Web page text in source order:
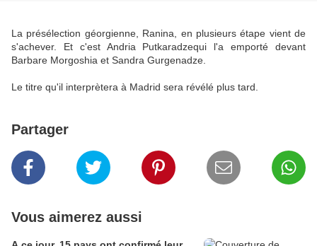
La présélection géorgienne, Ranina, en plusieurs étape vient de
s'achever. Et c'est Andria Putkaradzequi l'a emporté devant
Barbare Morgoshia et Sandra Gurgenadze.
Le titre qu'il interprètera à Madrid sera révélé plus tard.
Partager
Vous aimerez aussi